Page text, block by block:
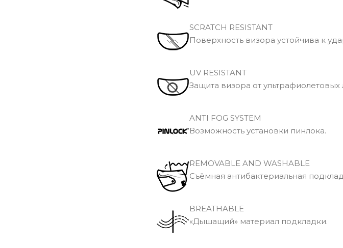
SCRATCH RESISTANT
Поверхность визора устойчива к
UV RESISTANT
Защита визора от ультрафиолетовых
ANTI FOG SYSTEM
Возможность установки пинлока.
REMOVABLE AND WASHABLE
Съёмная антибактериальная
BREATHABLE
«Дышащий» материал подкладки.